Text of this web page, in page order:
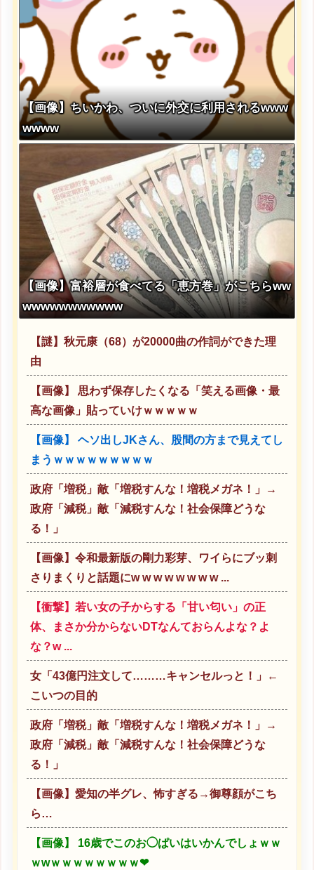
【画像】ちいかわ、ついに外交に利用されるwww
wwww
【画像】富裕層が食べてる「恵方巻」がこちらww
wwwwwwwwwww
【謎】秋元康（68）が20000曲の作詞ができた理
由
【画像】 思わず保存したくなる「笑える画像・最
高な画像」貼っていけｗｗｗｗｗ
【画像】 ヘソ出しJKさん、股間の方まで見えてし
まうｗｗｗｗｗｗｗｗｗ
政府「増税」敵「増税すんな！増税メガネ！」→
政府「減税」敵「減税すんな！社会保障どうな
る！」
【画像】令和最新版の剛力彩芽、ワイらにブッ刺
さりまくりと話題にw w w w w w w w ...
【衝撃】若い女の子からする「甘い匂い」の正
体、まさか分からないDTなんておらんよな？よ
な？w ...
女「43億円注文して………キャンセルっと！」←
こいつの目的
政府「増税」敵「増税すんな！増税メガネ！」→
政府「減税」敵「減税すんな！社会保障どうな
る！」
【画像】愛知の半グレ、怖すぎる→御尊顔がこち
ら…
【画像】 16歳でこのお◯ぱいはいかんでしょｗｗ
ｗwｗｗｗｗｗｗｗｗ❤